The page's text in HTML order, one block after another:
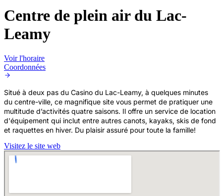
Centre de plein air du Lac-
Leamy
Voir l'horaire
Coordonnées
Situé à deux pas du Casino du Lac-Leamy, à quelques minutes
du centre-ville, ce magnifique site vous permet de pratiquer une
multitude d’activités quatre saisons. Il offre un service de location
d'équipement qui inclut entre autres canots, kayaks, skis de fond
et raquettes en hiver. Du plaisir assuré pour toute la famille!
Visitez le site web